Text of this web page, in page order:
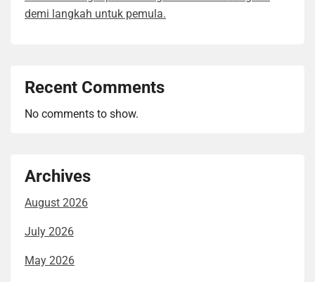
demi langkah untuk pemula.
Recent Comments
No comments to show.
Archives
August 2026
July 2026
May 2026